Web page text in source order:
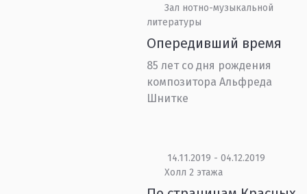
Зал нотно-музыкальной
литературы
Опередивший время
85 лет со дня рождения
композитора Альфреда
Шнитке
14.11.2019 - 04.12.2019
Холл 2 этажа